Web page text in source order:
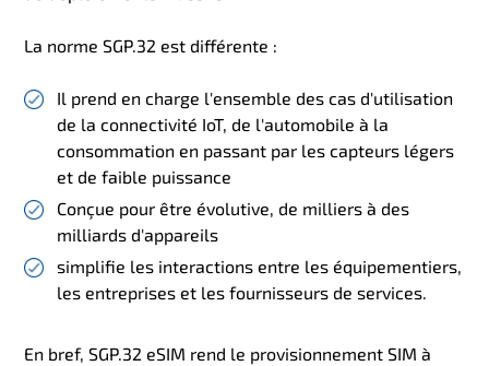
La norme SGP.32 est différente :
Il prend en charge l'ensemble des cas d'utilisation
de la connectivité IoT, de l'automobile à la
consommation en passant par les capteurs légers
et de faible puissance
Conçue pour être évolutive, de milliers à des
milliards d'appareils
simplifie les interactions entre les équipementiers,
les entreprises et les fournisseurs de services.
En bref, SGP.32 eSIM rend le provisionnement SIM à